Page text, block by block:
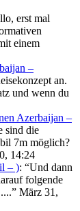
erst mal
einem
–
an.
und wenn du
Azerbaijan –
sind die
7m möglich?
14:24
– ): “Und dann
folgende
” März 31,